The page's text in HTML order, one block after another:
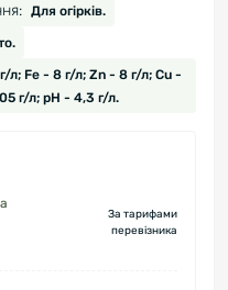
Для огірків.
л; Fe - 8 г/л; Zn - 8 г/л; Cu -
г/л; pH - 4,3 г/л.
За тарифами
перевізника